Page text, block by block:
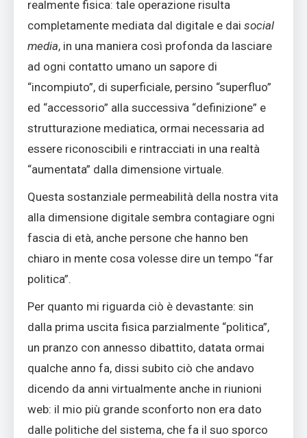
realmente fisica: tale operazione risulta
completamente mediata dal digitale e dai social
media, in una maniera così profonda da lasciare
ad ogni contatto umano un sapore di
“incompiuto”, di superficiale, persino “superfluo”
ed “accessorio” alla successiva “definizione” e
strutturazione mediatica, ormai necessaria ad
essere riconoscibili e rintracciati in una realtà
“aumentata” dalla dimensione virtuale.
Questa sostanziale permeabilità della nostra vita
alla dimensione digitale sembra contagiare ogni
fascia di età, anche persone che hanno ben
chiaro in mente cosa volesse dire un tempo “far
politica”.
Per quanto mi riguarda ciò è devastante: sin
dalla prima uscita fisica parzialmente “politica”,
un pranzo con annesso dibattito, datata ormai
qualche anno fa, dissi subito ciò che andavo
dicendo da anni virtualmente anche in riunioni
web: il mio più grande sconforto non era dato
dalle politiche del sistema, che fa il suo sporco